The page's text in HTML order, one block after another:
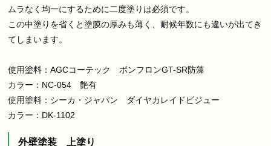
ムラなく均一にするために二度塗りは必須です。
この中塗りを省くと塗膜の厚みも薄く、耐候年数にも違いが出てき
てしまいます。
使用塗料：AGCコーテック ボンフロンGT-SR防藻
カラー：NC-054 艶有
使用塗料：シーカ・ジャパン ダイヤカレイドビジュー
カラー：DK-1102
外壁塗装 上塗り